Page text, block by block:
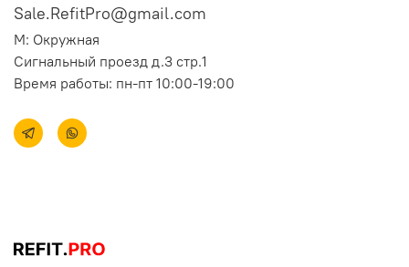
Sale.RefitPro@gmail.com
М: Окружная
Сигнальный проезд д.3 стр.1
Время работы: пн-пт 10:00-19:00